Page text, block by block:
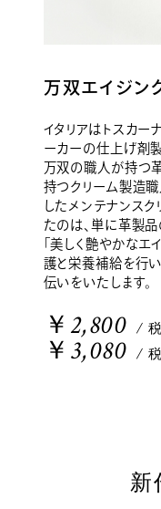
万双エイジン
イタリアはトスカー
ーカーの仕上げ剤製
万双の職人が持つ
持つクリーム製造
したメンテナンスク
たのは、単に革製品
「美しく艶やかなエ
護と栄養補給を行
伝いをいたします。
￥2,800 /
￥3,080 /
新